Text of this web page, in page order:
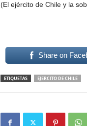
(El ejército de Chile y la
Share on
ETIQUETAS EJERCITO DE CHILE